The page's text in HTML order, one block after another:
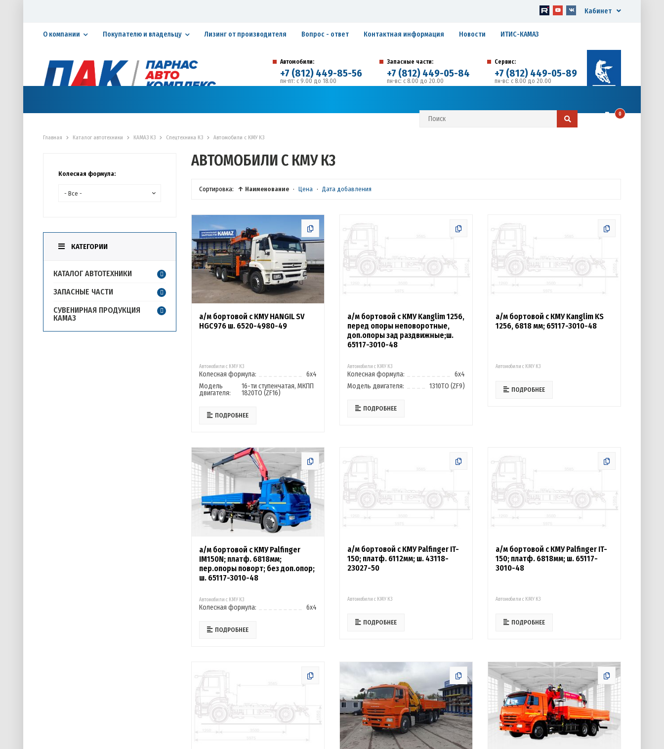
Кабинет
О компании Покупателю и владельцу Лизинг от производителя Вопрос - ответ Контактная информация Новости ИТИС-КАМАЗ
Автомобили:
+7 (812) 449-85-56
пн-пт: с 9.00 до 18.00
Запасные части:
+7 (812) 449-05-84
пн-вс: с 8.00 до 20.00
Сервис:
+7 (812) 449-05-89
пн-вс: с 8.00 до 20.00
0
Главная Каталог автотехники КАМАЗ К3 Спецтехника К3 Автомобили с КМУ К3
АВТОМОБИЛИ С КМУ К3
Сортировка: ↑ Наименование · Цена · Дата добавления
а/м бортовой с КМУ HANGIL SV
HGC976 ш. 6520-4980-49
Автомобили с КМУ К3
Колесная формула:
6х4
Модель
двигателя:
16-ти ступенчатая, МКПП
1820ТО (ZF16)
ПОДРОБНЕЕ
а/м бортовой с КМУ Kanglim 1256,
перед опоры неповоротные,
доп.опоры зад раздвижные;ш.
65117-3010-48
Автомобили с КМУ К3
Колесная формула:
6х4
Модель двигателя:
1310ТО (ZF9)
ПОДРОБНЕЕ
а/м бортовой с КМУ Kanglim KS
1256, 6818 мм; 65117-3010-48
Автомобили с КМУ К3
ПОДРОБНЕЕ
а/м бортовой с КМУ Palfinger
IM150N; платф. 6818мм;
пер.опоры поворт; без доп.опор;
ш. 65117-3010-48
Автомобили с КМУ К3
Колесная формула: 6х4
ПОДРОБНЕЕ
а/м бортовой с КМУ Palfinger IT-
150; платф. 6112мм; ш. 43118-
23027-50
Автомобили с КМУ К3
ПОДРОБНЕЕ
а/м бортовой с КМУ Palfinger IT-
150; платф. 6818мм; ш. 65117-
3010-48
Автомобили с КМУ К3
ПОДРОБНЕЕ
Колесная формула:
КАТЕГОРИИ
КАТАЛОГ АВТОТЕХНИКИ
ЗАПАСНЫЕ ЧАСТИ
СУВЕНИРНАЯ ПРОДУКЦИЯ
КАМАЗ